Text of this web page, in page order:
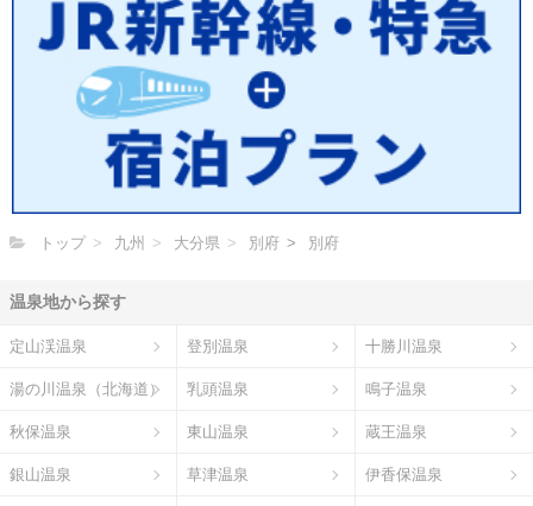
トップ 九州 大分県 別府 別府
温泉地から探す
定山渓温泉 登別温泉 十勝川温泉
湯の川温泉（北海道） 乳頭温泉 鳴子温泉
秋保温泉 東山温泉 蔵王温泉
銀山温泉 草津温泉 伊香保温泉